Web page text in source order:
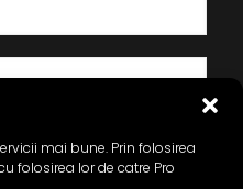
mai bune. Prin folosirea
folosirea lor de catre Pro